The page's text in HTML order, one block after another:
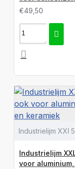
€49,50
Industrielijm XXl
Industrielijm
voor